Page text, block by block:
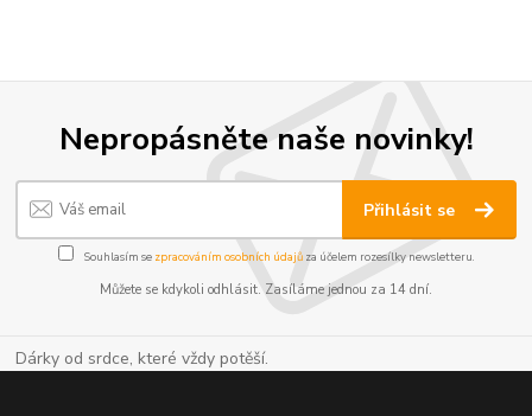
Nepropásněte naše novinky!
Přihlásit se
Souhlasím se zpracováním osobních údajůza účelem rozesílky newsletteru.
Můžete se kdykoli odhlásit. Zasíláme jednou za 14 dní.
Dárky od srdce, které vždy potěší.